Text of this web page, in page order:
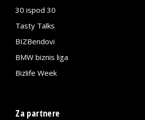
30 ispod 30
Tasty Talks
BIZBendovi
BMW biznis liga
Bizlife Week
Za partnere